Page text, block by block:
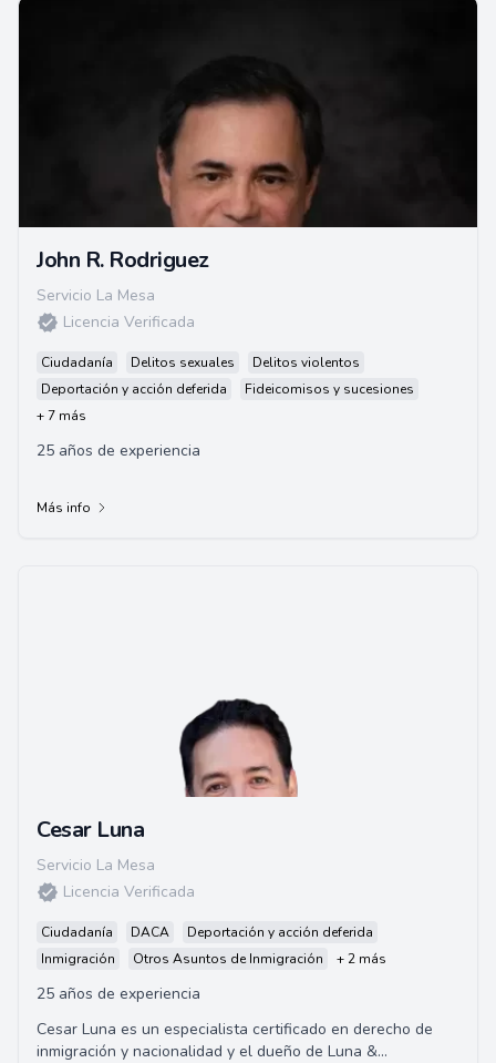
John R. Rodriguez
Servicio La Mesa
Licencia Verificada
Ciudadanía Delitos sexuales
Delitos violentos
Deportación y acción deferida
Fideicomisos y sucesiones
+ 7 más
25 años de experiencia
Más info
Cesar Luna
Servicio La Mesa
Licencia Verificada
Ciudadanía DACA
Deportación y acción deferida
Inmigración
Otros Asuntos de Inmigración + 2 más
25 años de experiencia
Cesar Luna es un especialista certificado en derecho de
inmigración y nacionalidad y el dueño de Luna &